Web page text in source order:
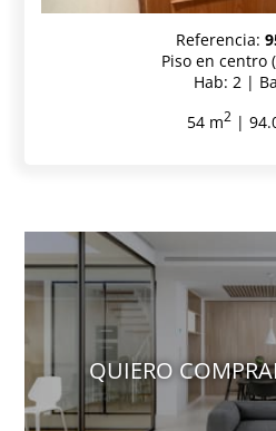
Referencia:
Piso en centro
Hab: 2 |
54 m2 |
QUIERO